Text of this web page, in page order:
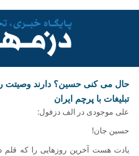
حال می کنی حسین؟ دارند وصیتت
تبلیغات با پرچم ایران
علی موجودی در الف دزفول:
حسین جان!
یادت هست آخرین روزهایی را که